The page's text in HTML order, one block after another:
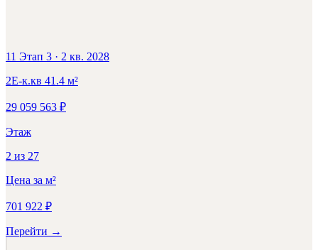
11 Этап 3 · 2 кв. 2028
2Е-к.кв 41.4 м²
29 059 563 ₽
Этаж
2 из 27
Цена за м²
701 922 ₽
Перейти →